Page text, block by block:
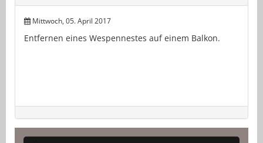
Mittwoch, 05. April 2017
Entfernen eines Wespennestes auf einem Balkon.